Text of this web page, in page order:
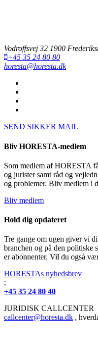
Vodroffsvej 32 1900
+45 35 24 80 80
horesta@horesta.dk
SEND SIKKER MAIL
Bliv HORESTA-medlem
Som medlem af HORESTA
og jurister samt råd og
og problemer. Bliv medlem i
Bliv medlem
Hold dig opdateret
Tre gange om ugen giver vi
branchen og på den politiske
er abonnenter. Vil du også
HORESTAs nyhedsbrev
;
+45 35 24 80 40
JURIDISK CALLCENTER
callcenter@horesta.dk ,